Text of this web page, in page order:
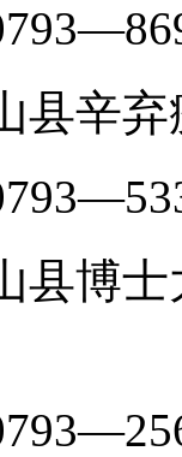
县辛
县博